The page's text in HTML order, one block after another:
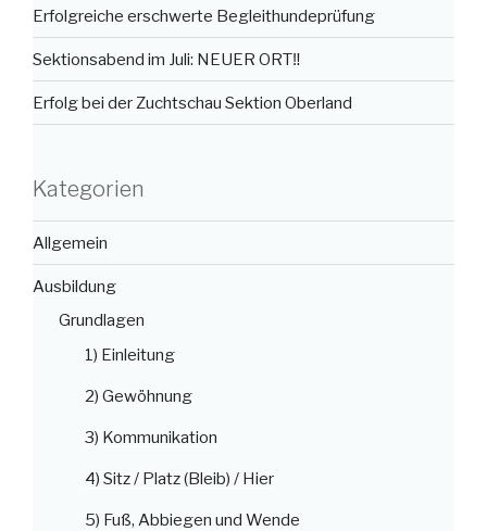
Erfolgreiche erschwerte Begleithundeprüfung
Sektionsabend im Juli: NEUER ORT‼️
Erfolg bei der Zuchtschau Sektion Oberland
Kategorien
Allgemein
Ausbildung
Grundlagen
1) Einleitung
2) Gewöhnung
3) Kommunikation
4) Sitz / Platz (Bleib) / Hier
5) Fuß, Abbiegen und Wende